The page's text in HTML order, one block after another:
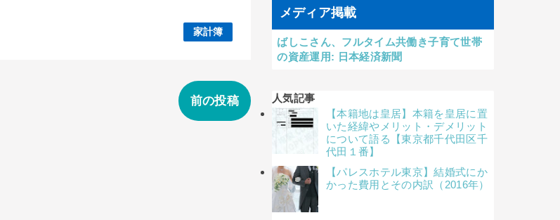
家計簿
前の投稿
メディア掲載
ばしこさん、フルタイム共働き子育て世帯
の資産運用: 日本経済新聞
人気記事
【本籍地は皇居】本籍を皇居に置
いた経緯やメリット・デメリット
について語る【東京都千代田区千
代田１番】
【パレスホテル東京】結婚式にか
かった費用とその内訳（2016年）